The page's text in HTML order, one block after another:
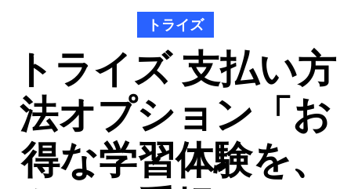
トライズ
トライズ 支払い方
法オプション「お
得な学習体験を、